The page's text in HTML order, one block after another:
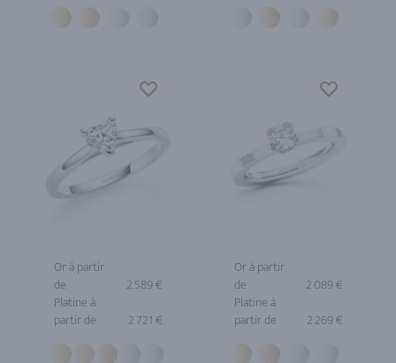
Or à partir
de
2 589 €
Platine à
partir de
2 721 €
Or à partir
de
2 089 €
Platine à
partir de
2 269 €